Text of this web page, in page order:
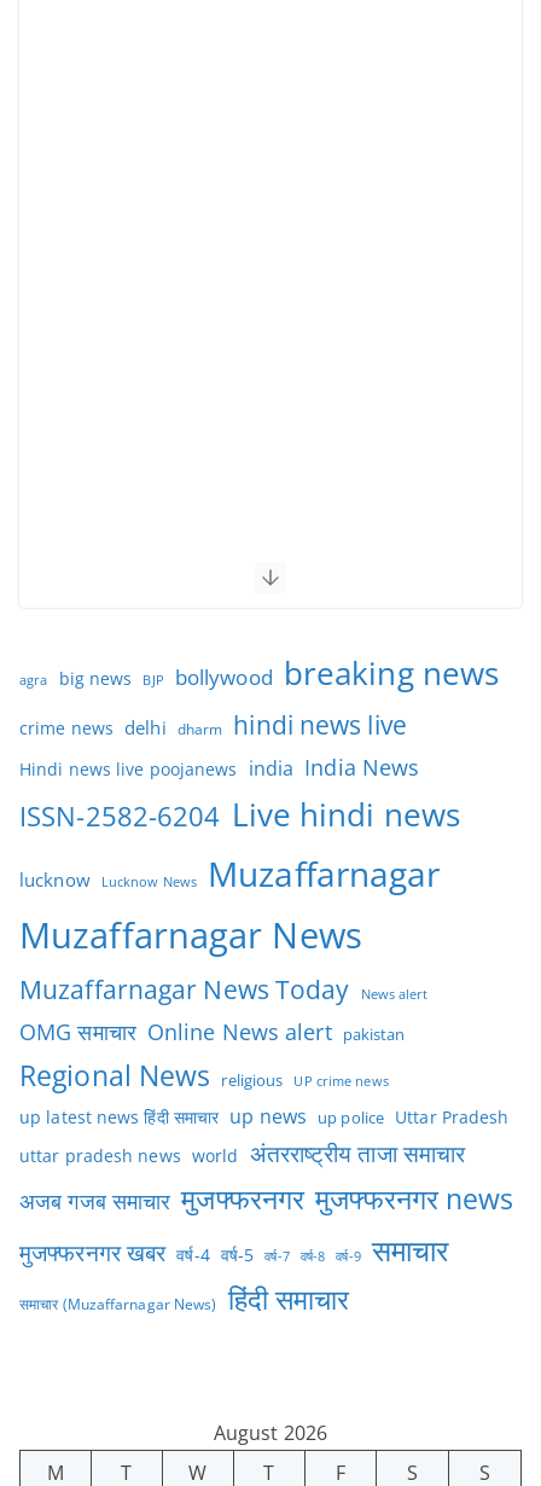
agra big news BJP bollywood breaking news
crime news delhi dharm hindi news live
Hindi news live poojanews india India News
ISSN-2582-6204 Live hindi news
lucknow Lucknow News Muzaffarnagar
Muzaffarnagar News
Muzaffarnagar News Today News alert
OMG समाचार Online News alert pakistan
Regional News religious UP crime news
up latest news हिंदी समाचार up news up police Uttar Pradesh
uttar pradesh news world अंतरराष्ट्रीय ताजा समाचार
अजब गजब समाचार मुजफ्फरनगर मुजफ्फरनगर news
मुजफ्फरनगर खबर वर्ष-4 वर्ष-5 वर्ष-7 वर्ष-8 वर्ष-9 समाचार
समाचार (Muzaffarnagar News) हिंदी समाचार
August 2026
M
T W T F S
S